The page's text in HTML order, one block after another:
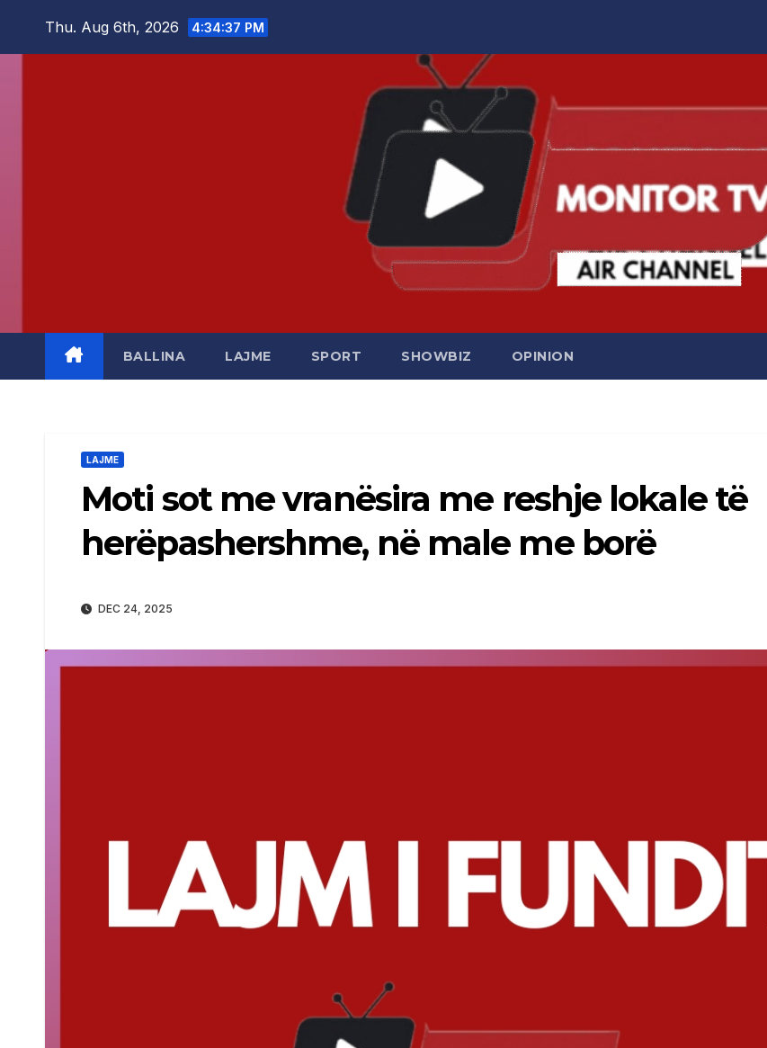
Thu. Aug 6th, 2026 4:34:37 PM
BALLINA LAJME SPORT SHOWBIZ OPINION
LAJME
Moti sot me vranësira me reshje lokale të
herëpashershme, në male me borë
DEC 24, 2025